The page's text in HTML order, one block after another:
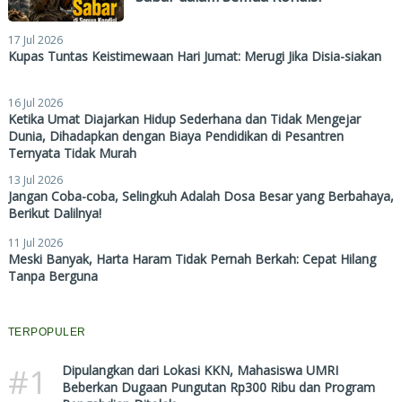
17 Jul 2026
Kupas Tuntas Keistimewaan Hari Jumat: Merugi Jika Disia-siakan
16 Jul 2026
Ketika Umat Diajarkan Hidup Sederhana dan Tidak Mengejar
Dunia, Dihadapkan dengan Biaya Pendidikan di Pesantren
Ternyata Tidak Murah
13 Jul 2026
Jangan Coba-coba, Selingkuh Adalah Dosa Besar yang Berbahaya,
Berikut Dalilnya!
11 Jul 2026
Meski Banyak, Harta Haram Tidak Pernah Berkah: Cepat Hilang
Tanpa Berguna
TERPOPULER
#1
Dipulangkan dari Lokasi KKN, Mahasiswa UMRI
Beberkan Dugaan Pungutan Rp300 Ribu dan Program